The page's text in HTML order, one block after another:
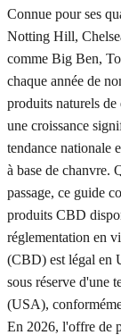
Connue pour ses
Notting Hill,
comme Big Ben,
chaque année de
produits naturels
une croissance
tendance nationale
à base de chanvre.
passage, ce guide
produits CBD
réglementation en
(CBD) est légal en
sous réserve d'une
(USA),
En 2026, l'offre de